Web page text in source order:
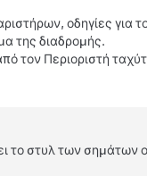
οδηγίες για
της διαδρομής.
τον Περιοριστή
το στυλ των σημάτων